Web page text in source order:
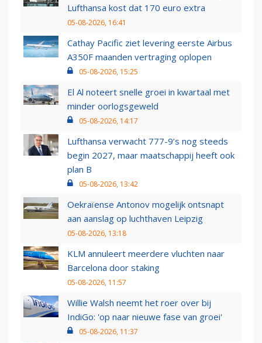
Lufthansa kost dat 170 euro extra
05-08-2026, 16:41
Cathay Pacific ziet levering eerste Airbus
A350F maanden vertraging oplopen
05-08-2026, 15:25
El Al noteert snelle groei in kwartaal met
minder oorlogsgeweld
05-08-2026, 14:17
Lufthansa verwacht 777-9’s nog steeds
begin 2027, maar maatschappij heeft ook
plan B
05-08-2026, 13:42
Oekraïense Antonov mogelijk ontsnapt
aan aanslag op luchthaven Leipzig
05-08-2026, 13:18
KLM annuleert meerdere vluchten naar
Barcelona door staking
05-08-2026, 11:57
Willie Walsh neemt het roer over bij
IndiGo: 'op naar nieuwe fase van groei'
05-08-2026, 11:37